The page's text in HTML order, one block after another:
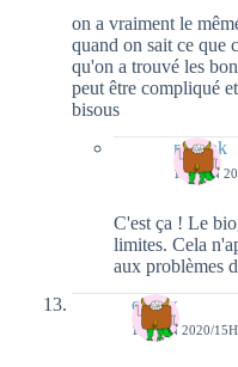
on a vraiment le
quand on sait ce que
qu'on a trouvé les
peut être compliqué
bisous
natieak
11 JUIN
C'est ça ! Le
limites. Cela
aux problèmes
carfax
11 JUIN 2020/